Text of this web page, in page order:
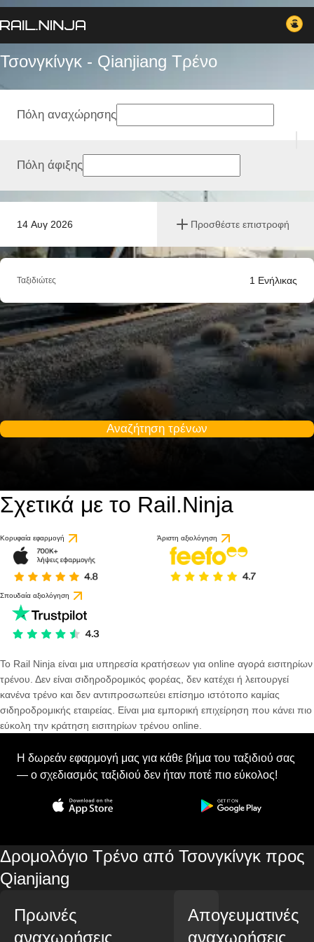
Τσονγκίνγκ - Qianjiang Tρένο
14 Αυγ 2026 Προσθέστε επιστροφή
Πόλη αναχώρησης
Πόλη άφιξης
Ταξιδιώτες 1 Ενήλικας
Αναζήτηση τρένων
Σχετικά με το Rail.Ninja
Κορυφαία εφαρμογή Άριστη αξιολόγηση
Σπουδαία αξιολόγηση
Το Rail Ninja είναι μια υπηρεσία κρατήσεων για online αγορά εισιτηρίων
τρένου. Δεν είναι σιδηροδρομικός φορέας, δεν κατέχει ή λειτουργεί
κανένα τρένο και δεν αντιπροσωπεύει επίσημο ιστότοπο καμίας
σιδηροδρομικής εταιρείας. Είναι μια εμπορική επιχείρηση που κάνει πιο
εύκολη την κράτηση εισιτηρίων τρένου online.
Η δωρεάν εφαρμογή μας για κάθε βήμα του ταξιδιού σας
— ο σχεδιασμός ταξιδιού δεν ήταν ποτέ πιο εύκολος!
Δρομολόγιο Τρένο από Τσονγκίνγκ προς
Qianjiang
Πρωινές
αναχωρήσεις
Απογευματινές
αναχωρήσεις